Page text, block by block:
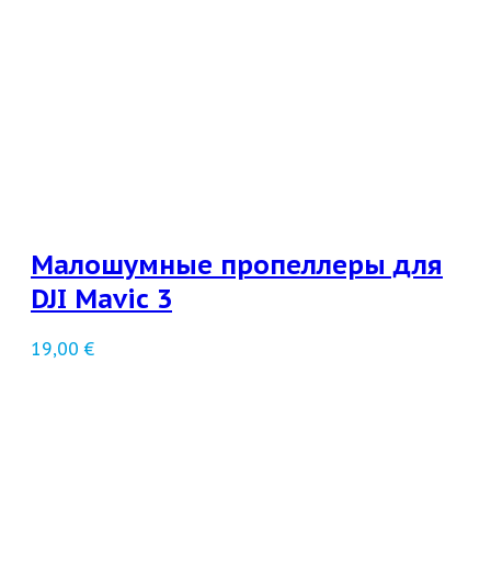
Малошумные пропеллеры для
DJI Mavic 3
19,00 €